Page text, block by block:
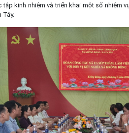
kinh nhiệm và triển khai một số nhiệm
Tây.